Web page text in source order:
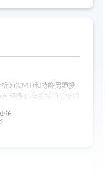
師(CMT)和特許另類投
超過 15年的技術分析的
學位和工商管理碩士學
多